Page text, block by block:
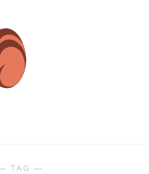
TAG ―